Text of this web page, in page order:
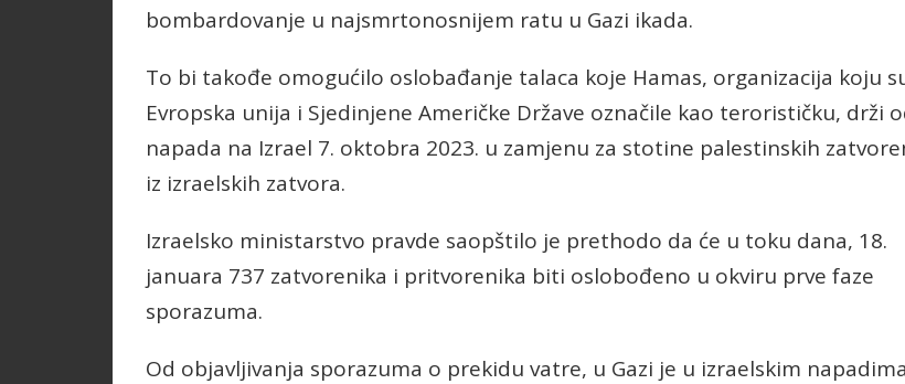
bombardovanje u najsmrtonosnijem ratu u Gazi ikada.
To bi takođe omogućilo oslobađanje talaca koje Hamas, organizacija koju
Evropska unija i Sjedinjene Američke Države označile kao terorističku, drži
napada na Izrael 7. oktobra 2023. u zamjenu za stotine palestinskih
iz izraelskih zatvora.
Izraelsko ministarstvo pravde saopštilo je prethodo da će u toku dana, 18.
januara 737 zatvorenika i pritvorenika biti oslobođeno u okviru prve faze
sporazuma.
Od objavljivanja sporazuma o prekidu vatre, u Gazi je u izraelskim napadima